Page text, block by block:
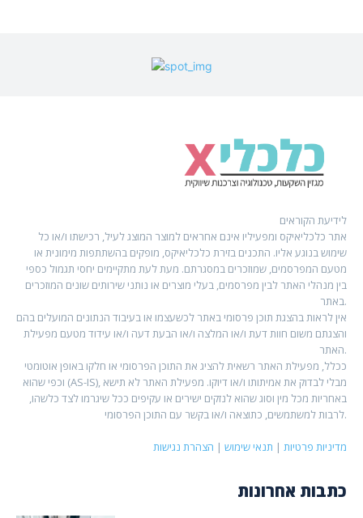
לידיעת הקוראים
אתר כלכליאיקס ומפעיליו אינם אחראים למוצר המוצג לעיל, רכישתו ו/או כל
שימוש בנוגע אליו. התכנים בזירת כלכליאיקס, מופקים בהשתתפות מימונית או
מטעם המפרסמים, שמוזכרים במסגרתם. מעת לעת מתקיימים יחסי תגמול כספי
בין מנהלי האתר לבין מפרסמים, בעלי מוצרים או נותני שירותים שונים המוזכרים
באתר.
אין לראות בהצגת תוכן פרסומי באתר לכשעצמו או בעיבוד הנתונים המועלים בהם
והצגתם משום חוות דעת ו/או המלצה ו/או הבעת דעה ו/או עידוד מטעם מפעילת
האתר.
ככלל, מפעילת האתר רשאית להציג את התוכן הפרסומי או חלקו באופן אוטומטי
וכפי שהוא (AS-IS), מבלי לבדוק את אמיתותו ו/או דיוקו. מפעילת האתר לא תישא
באחריות מכל מין וסוג שהוא לנזקים ישירים או עקיפים ככל שיגרמו לצד כלשהו,
לרבות למשתמשים, כתוצאה ו/או בקשר עם התוכן הפרסומי.
מדיניות פרטיות | תנאי שימוש | הצהרת נגישות
כתבות אחרונות